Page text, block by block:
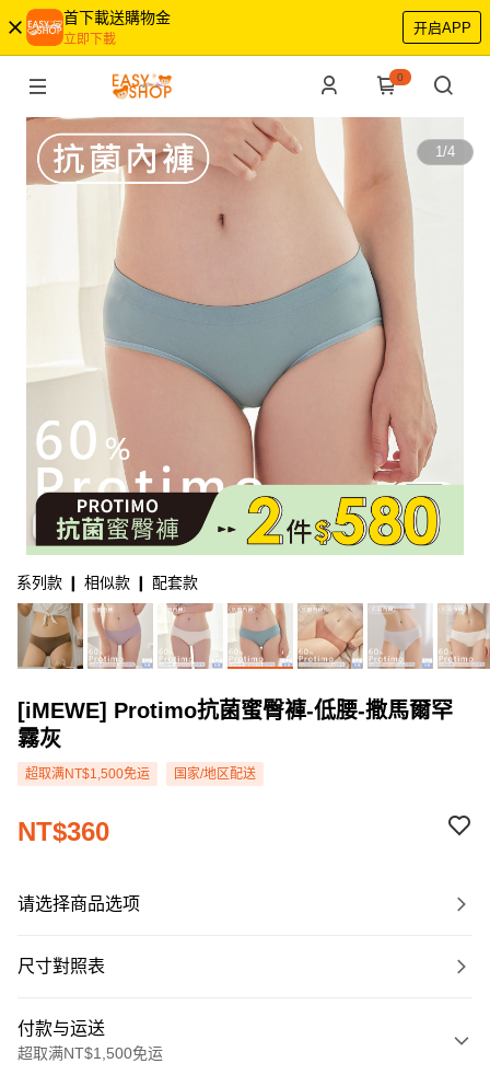
首下載送購物金
立即下載
开启APP
0
1/4
系列款 ❙ 相似款 ❙ 配套款
[iMEWE] Protimo抗菌蜜臀褲-低腰-撒馬爾罕
霧灰
超取满NT$1,500免运 国家/地区配送
NT$360
请选择商品选项
尺寸對照表
付款与运送
超取满NT$1,500免运